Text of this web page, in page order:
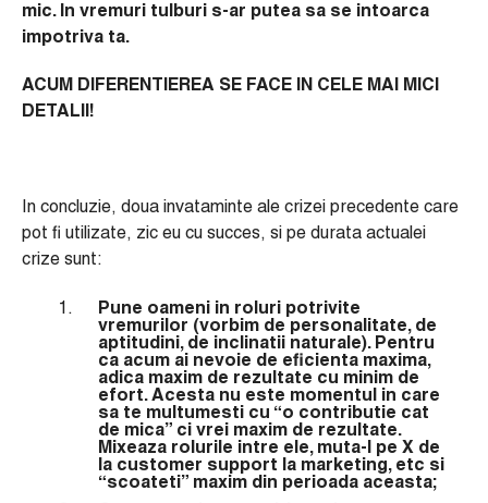
mic. In vremuri tulburi s-ar putea sa se intoarca
impotriva ta.
ACUM DIFERENTIEREA SE FACE IN CELE MAI MICI
DETALII!
In concluzie, doua invataminte ale crizei precedente care
pot fi utilizate, zic eu cu succes, si pe durata actualei
crize sunt:
Pune oameni in roluri potrivite
vremurilor (vorbim de personalitate, de
aptitudini, de inclinatii naturale). Pentru
ca acum ai nevoie de eficienta maxima,
adica maxim de rezultate cu minim de
efort. Acesta nu este momentul in care
sa te multumesti cu “o contributie cat
de mica” ci vrei maxim de rezultate.
Mixeaza rolurile intre ele, muta-l pe X de
la customer support la marketing, etc si
“scoateti” maxim din perioada aceasta;